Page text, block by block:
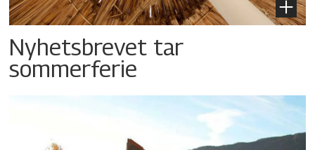
Nyhetsbrevet tar
sommerferie